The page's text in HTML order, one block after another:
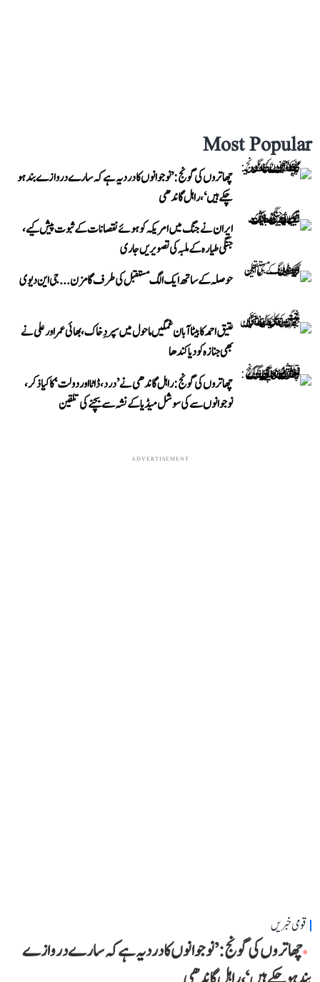
Most Popular
چھاتروں کی گونج: ’نوجوانوں کا درد یہ ہے کہ سارے دروازے بند ہو
چکے ہیں‘، راہل گاندھی
ایران نے جنگ میں امریکہ کو ہوئے نقصانات کے ثبوت پیش کیے،
جنگی طیارہ کے ملبہ کی تصویریں جاری
حوصلہ کے ساتھ ایک الگ مستقبل کی طرف گامزن... جی این دیوی
عتیق احمد کا بیٹا آبان غمگین ماحول میں سپردِ خاک، بھائی عمر اور علی نے
بھی جنازہ کو دیا کندھا
چھاتروں کی گونج: راہل گاندھی نے ’درد، ڈاٹا اور دولت‘ کا کیا ذکر،
نوجوانوں سے کی سوشل میڈیا کے نشہ سے بچنے کی تلقین
ADVERTISEMENT
قومی خبریں
چھاتروں کی گونج: ’نوجوانوں کا درد یہ ہے کہ سارے دروازے